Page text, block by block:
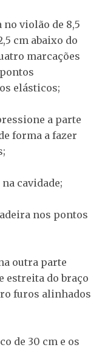
violão de 8,5
cm abaixo do
marcações
elásticos;
a parte
forma a fazer
cavidade;
nos pontos
outra parte
estreita do braço
furos alinhados
de 30 cm e os